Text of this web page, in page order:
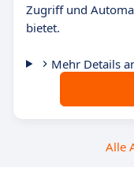
Zugriff und
bietet.
Mehr Details
Alle